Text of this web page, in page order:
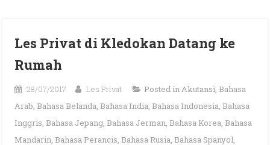
Les Privat di Kledokan Datang ke
Rumah
28/07/2017 Les Privat Posted inAkutansi, Bahasa
Arab, Bahasa Belanda, Bahasa India, Bahasa Indonesia, Bahasa
Inggris, Bahasa Jepang, Bahasa Jerman, Bahasa Korea, Bahasa
Mandarin, Bahasa Perancis, Bahasa Rusia, Bahasa Spanyol,